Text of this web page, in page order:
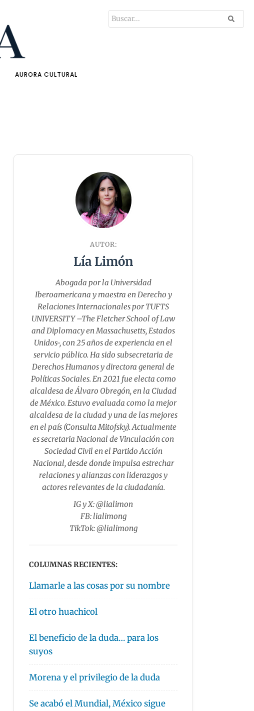
AURORA CULTURAL
AUTOR:
Lía Limón
Abogada por la Universidad
Iberoamericana y maestra en Derecho y
Relaciones Internacionales por TUFTS
UNIVERSITY –The Fletcher School of Law
and Diplomacy en Massachusetts, Estados
Unidos-, con 25 años de experiencia en el
servicio público. Ha sido subsecretaria de
Derechos Humanos y directora general de
Políticas Sociales. En 2021 fue electa como
alcaldesa de Álvaro Obregón, en la Ciudad
de México. Estuvo evaluada como la mejor
alcaldesa de la ciudad y una de las mejores
en el país (Consulta Mitofsky). Actualmente
es secretaria Nacional de Vinculación con
Sociedad Civil en el Partido Acción
Nacional, desde donde impulsa estrechar
relaciones y alianzas con liderazgos y
actores relevantes de la ciudadanía.
IG y X: @lialimon
FB: lialimong
TikTok: @lialimong
COLUMNAS RECIENTES:
Llamarle a las cosas por su nombre
El otro huachicol
El beneficio de la duda… para los
suyos
Morena y el privilegio de la duda
Se acabó el Mundial, México sigue